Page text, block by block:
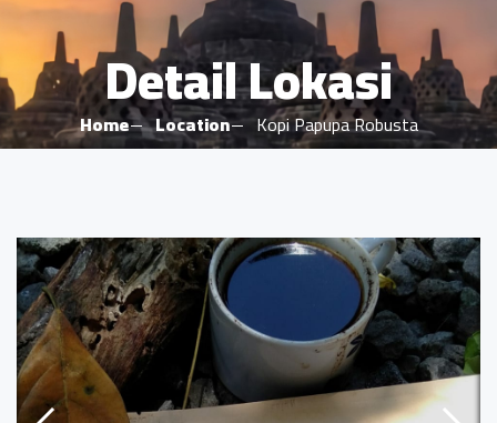
Detail Lokasi
Home Location Kopi Papupa Robusta